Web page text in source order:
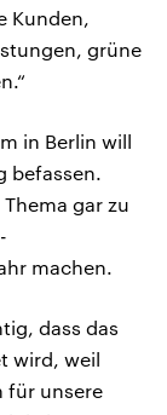
Kunden,
grüne
in Berlin will
befassen.
gar zu
machen.
dass das
wird, weil
für unsere